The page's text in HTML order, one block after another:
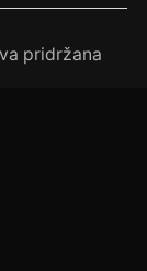
pridržana